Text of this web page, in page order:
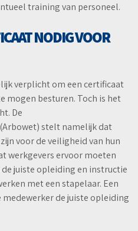
training van personeel.
NODIG VOOR
verplicht om een certificaat
mogen besturen. Toch is het
De
stelt namelijk dat
voor de veiligheid van hun
werkgevers ervoor moeten
juiste opleiding en instructie
met een stapelaar. Een
medewerker de juiste opleiding